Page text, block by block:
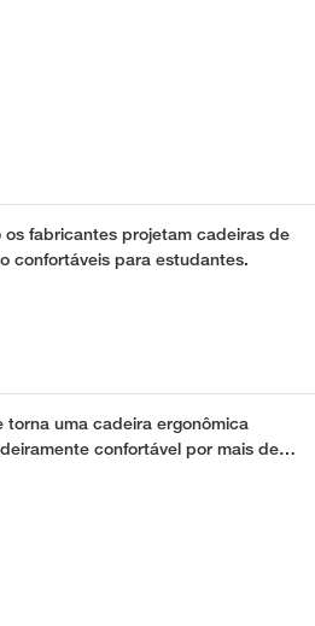
os fabricantes projetam cadeiras de
confortáveis ​​para estudantes.
torna uma cadeira ergonômica
confortável por mais de 8